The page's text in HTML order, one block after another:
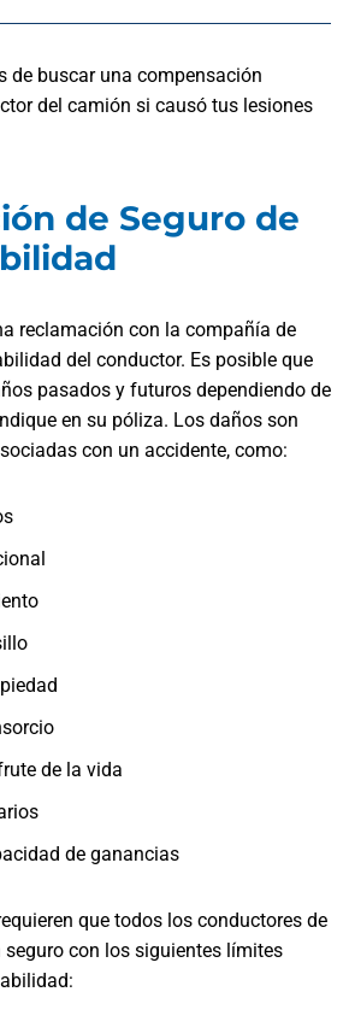
de buscar una compensación
del camión si causó tus lesiones
de Seguro de
reclamación con la compañía de
del conductor. Es posible que
pasados y futuros dependiendo de
en su póliza. Los daños son
con un accidente, como:
de la vida
de ganancias
que todos los conductores de
con los siguientes límites